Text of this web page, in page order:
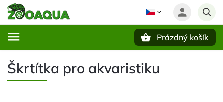
Prázdný košík
Škrtítka pro akvaristiku